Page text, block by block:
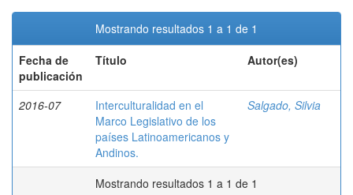
Mostrando resultados 1 a 1 de 1
Fecha de
publicación
Título Autor(es)
2016-07
Interculturalidad en el
Marco Legislativo de los
países Latinoamericanos y
Andinos.
Salgado, Silvia
Mostrando resultados 1 a 1 de 1